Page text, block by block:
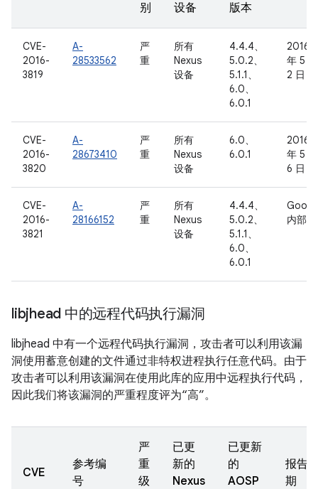
别
设备
版本
CVE-
2016-
3819
A-
28533562
严
重
所有
Nexus
设备
4.4.4、
5.0.2、
5.1.1、
6.0、
6.0.1
2016
年 5 月
2 日
CVE-
2016-
3820
A-
28673410
严
重
所有
Nexus
设备
6.0、
6.0.1
2016
年 5 月
6 日
CVE-
2016-
3821
A-
28166152
严
重
所有
Nexus
设备
4.4.4、
5.0.2、
5.1.1、
6.0、
6.0.1
内部
libjhead 中的远程代码执行漏洞
libjhead 中有一个远程代码执行漏洞，攻击者可以利用该漏
洞使用蓄意创建的文件通过非特权进程执行任意代码。由于
攻击者可以利用该漏洞在使用此库的应用中远程执行代码，
因此我们将该漏洞的严重程度评为“高”。
CVE
参考编
号
严
重
级
已更
新的
Nexus
已更新
的
AOSP
报告
期